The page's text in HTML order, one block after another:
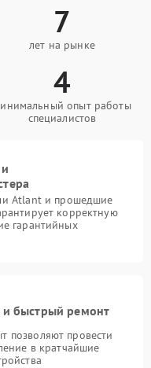
7
лет на рынке
4
опыт работы
специалистов
Atlant и прошедшие
корректную
гарантийных
и быстрый ремонт
позволяют провести
в кратчайшие